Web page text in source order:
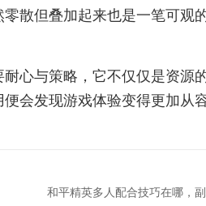
散但叠加起来也是一笔可观
心与策略，它不仅仅是资源
会发现游戏体验变得更加从
和平精英多人配合技巧在哪，